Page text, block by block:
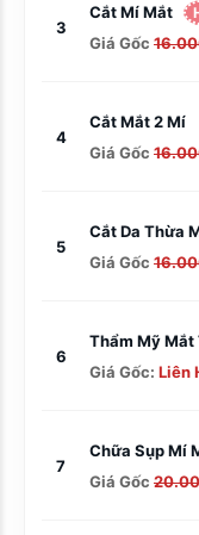
3
Cắt Mí Mắt
Giá Gốc
4
Cắt Mắt 2 Mí
Giá Gốc
5
Cắt Da Thừa
Giá Gốc
6
Thẩm Mỹ Mắt
Giá Gốc: Liên
7
Chữa Sụp Mí
Giá Gốc